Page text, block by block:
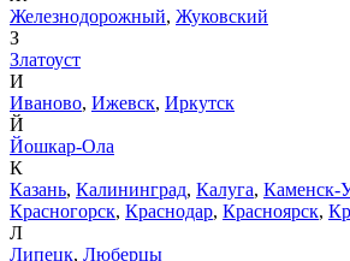
Железнодорожный, Жуковский
З
Златоуст
И
Иваново, Ижевск, Иркутск
Й
Йошкар-Ола
К
Казань, Калининград, Калуга, Каменск-
Красногорск, Краснодар, Красноярск,
Л
Липецк, Люберцы